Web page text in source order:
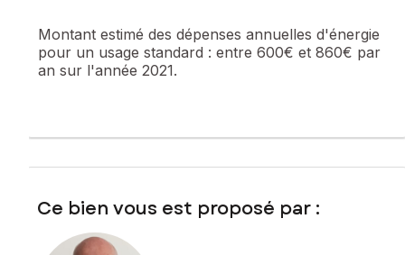
Prix de vente : 309 000 €
Honoraires charge vendeur
numéro 539 653 410
Montant estimé des dépenses annuelles d'énergie
pour un usage standard : entre 600€ et 860€ par
an sur l'année 2021.
Ce bien vous est proposé par :